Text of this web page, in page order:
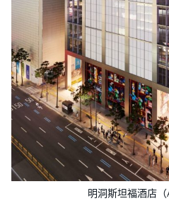
明洞斯坦福酒店